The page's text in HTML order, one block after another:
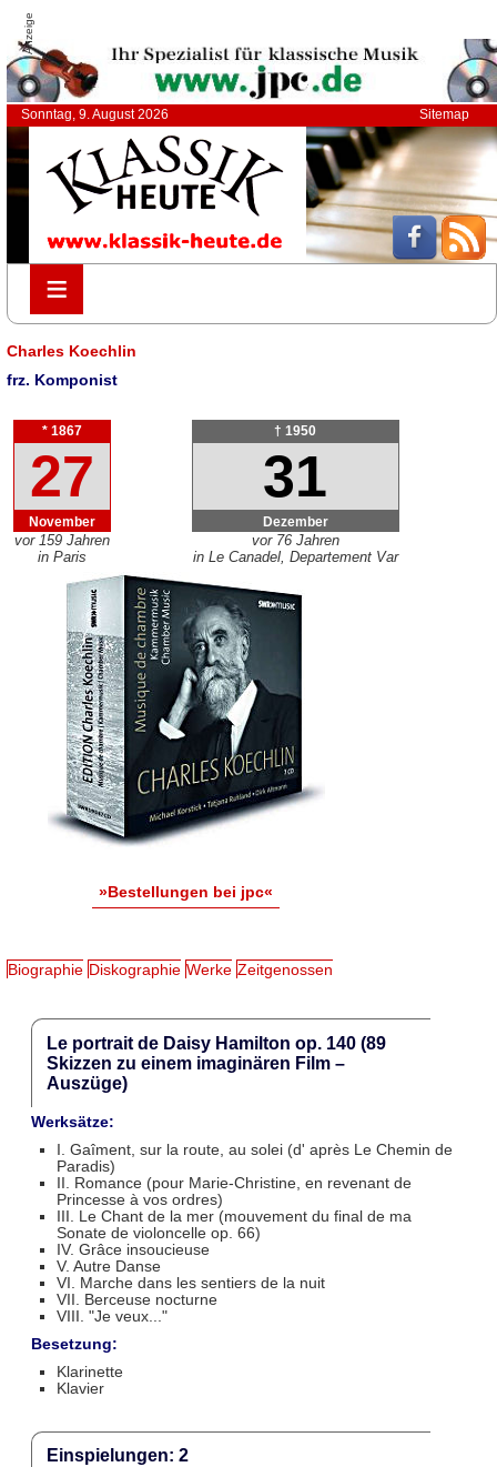
Anzeige
Sonntag, 9. August 2026 Sitemap
≡
≡
Charles Koechlin
frz. Komponist
* 1867
27
November
vor 159 Jahren
in Paris
† 1950
31
Dezember
vor 76 Jahren
in Le Canadel, Departement Var
»Bestellungen bei jpc«
Biographie Diskographie Werke Zeitgenossen
Le portrait de Daisy Hamilton op. 140 (89
Skizzen zu einem imaginären Film –
Auszüge)
Werksätze:
I. Gaîment, sur la route, au solei (d' après Le Chemin de
Paradis)
II. Romance (pour Marie-Christine, en revenant de
Princesse à vos ordres)
III. Le Chant de la mer (mouvement du final de ma
Sonate de violoncelle op. 66)
IV. Grâce insoucieuse
V. Autre Danse
VI. Marche dans les sentiers de la nuit
VII. Berceuse nocturne
VIII. "Je veux..."
Besetzung:
Klarinette
Klavier
Einspielungen: 2